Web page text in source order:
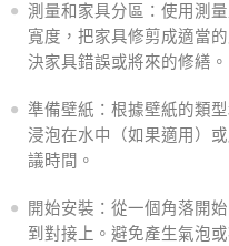
測量和家具分區：使用測
寬度，把家具修剪成適當
決家具錯誤或將來的修繕。
準備壁紙：根據壁紙的類
浸泡在水中（如果適用）
議時間。
開始安裝：從一個角落開
到對接上。避免產生氣泡